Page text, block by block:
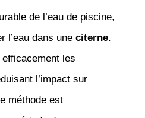
de l’eau de piscine,
l’eau dans une citerne.
les
l’impact sur
méthode est